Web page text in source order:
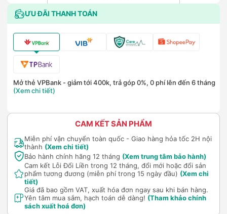
ƯU ĐÃI THANH TOÁN
Mở thẻ VPBank - giảm tới 400k, trả góp 0%, 0 phí lên đến 6 tháng
(Xem chi tiết)
CAM KẾT SẢN PHẨM
Miễn phí vận chuyển toàn quốc - Giao hàng hỏa tốc 2H nội
thành (Xem chi tiết)
Bảo hành chính hãng 12 tháng (Xem trung tâm bảo hành)
Cam kết Lỗi Đổi Liền trong 12 tháng, đổi mới hoặc đổi sản
phẩm tương đương (miễn phí trong 15 ngày đầu) (Xem chi
tiết)
Giá đã bao gồm VAT, xuất hóa đơn ngay sau khi bán hàng.
Yên tâm mua sắm, hạch toán dễ dàng! (Tham khảo chính
sách xuất hoá đơn)